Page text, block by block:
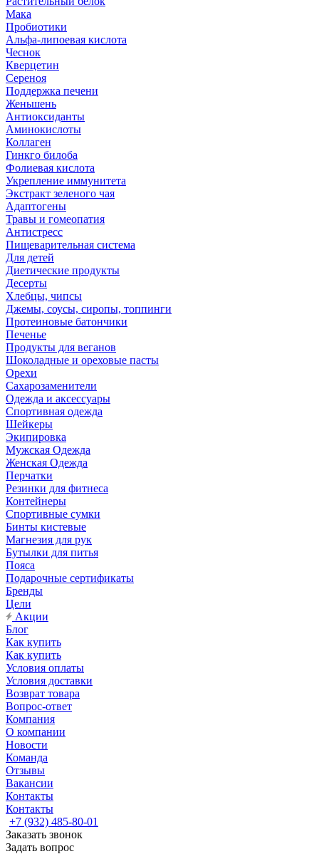
Мака
Пробиотики
Альфа-липоевая кислота
Чеснок
Кверцетин
Сереноя
Поддержка печени
Женьшень
Антиоксиданты
Аминокислоты
Коллаген
Гинкго билоба
Фолиевая кислота
Укрепление иммунитета
Экстракт зеленого чая
Адаптогены
Травы и гомеопатия
Антистресс
Пищеварительная система
Для детей
Диетические продукты
Десерты
Хлебцы, чипсы
Джемы, соусы, сиропы, топпинги
Протеиновые батончики
Печенье
Продукты для веганов
Шоколадные и ореховые пасты
Орехи
Сахарозаменители
Одежда и аксессуары
Спортивная одежда
Шейкеры
Экипировка
Мужская Одежда
Женская Одежда
Перчатки
Резинки для фитнеса
Контейнеры
Спортивные сумки
Бинты кистевые
Магнезия для рук
Бутылки для питья
Пояса
Подарочные сертификаты
Бренды
Цели
Акции
Блог
Как купить
Как купить
Условия оплаты
Условия доставки
Возврат товара
Вопрос-ответ
Компания
О компании
Новости
Команда
Отзывы
Вакансии
Контакты
Контакты
+7 (932) 485-80-01
Заказать звонок
Задать вопрос